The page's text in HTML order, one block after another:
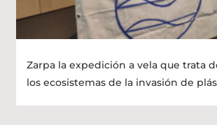
Zarpa la expedición a vela que trata
los ecosistemas de la invasión de